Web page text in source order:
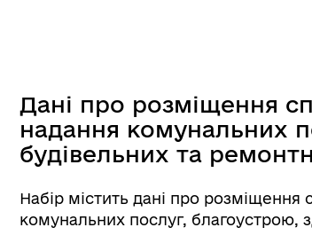
Дані про розміщення
надання комунальних
будівельних та
Набір містить дані про
комунальних послуг, благоустрою,